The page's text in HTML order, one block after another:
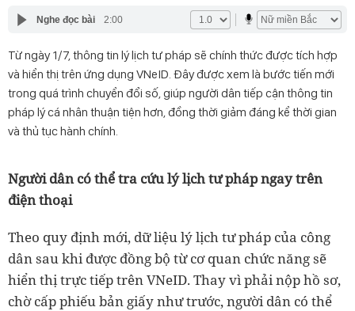
Nghe đọc bài 2:00
Từ ngày 1/7, thông tin lý lịch tư pháp sẽ chính thức được tích hợp
và hiển thị trên ứng dụng VNeID. Đây được xem là bước tiến mới
trong quá trình chuyển đổi số, giúp người dân tiếp cận thông tin
pháp lý cá nhân thuận tiện hơn, đồng thời giảm đáng kể thời gian
và thủ tục hành chính.
Người dân có thể tra cứu lý lịch tư pháp ngay trên
điện thoại
Theo quy định mới, dữ liệu lý lịch tư pháp của công
dân sau khi được đồng bộ từ cơ quan chức năng sẽ
hiển thị trực tiếp trên VNeID. Thay vì phải nộp hồ sơ,
chờ cấp phiếu bản giấy như trước, người dân có thể